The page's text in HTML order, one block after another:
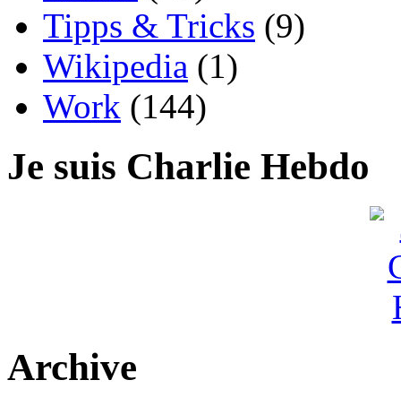
Tipps & Tricks (9)
Wikipedia (1)
Work (144)
Je suis Charlie Hebdo
Archive